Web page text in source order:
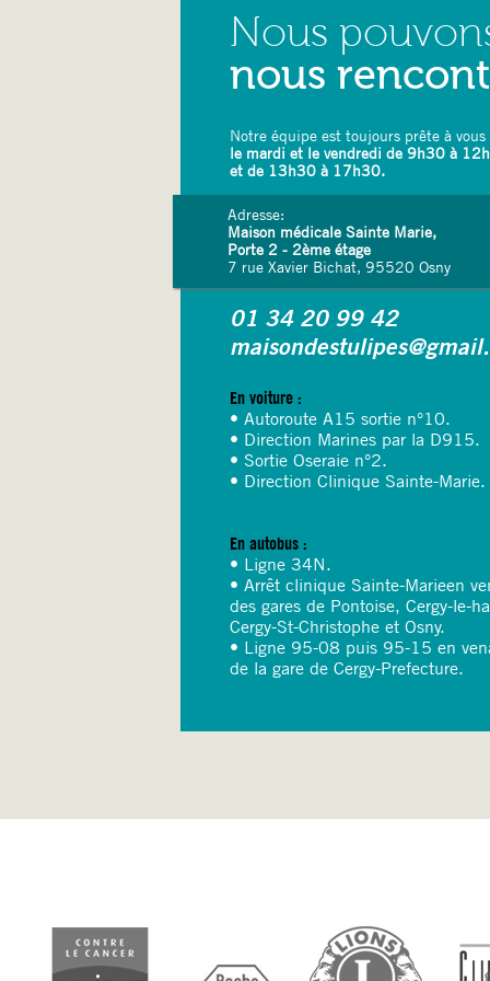
Nous
nous
Notre équipe est toujours prête à
le mardi et le vendredi de 9h30 à
et de 13h30 à 17h30.
Adresse:
Maison médicale Sainte Marie,
Porte 2 - 2ème étage
7 rue Xavier Bichat, 95520 Osny
01 34 20 99 42
En voiture :
• Autoroute A15 sortie n°10.
• Direction Marines par la D915.
• Sortie Oseraie n°2.
• Direction Clinique Sainte-Marie.
En autobus :
• Ligne 34N.
• Arrêt clinique Sainte-Marieen
des gares de Pontoise, Cergy-le-
Cergy-St-Christophe et Osny.
• Ligne 95-08 puis 95-15 en
de la gare de Cergy-Prefecture.